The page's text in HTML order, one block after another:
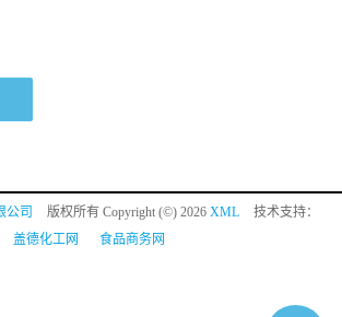
公司 版权所有 Copyright (©) 2026 XML
技术支持：
盖德化工网
食品商务网